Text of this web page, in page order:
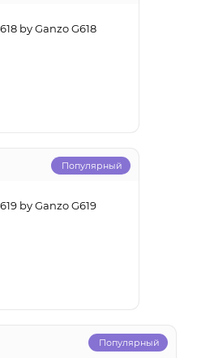
by Ganzo G618
Популярный
by Ganzo G619
Популярный